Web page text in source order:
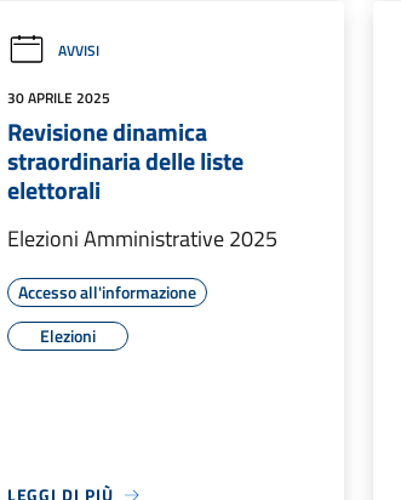
AVVISI
30 APRILE 2025
Revisione dinamica
straordinaria delle liste
elettorali
Elezioni Amministrative 2025
Accesso all'informazione
Elezioni
LEGGI DI PIÙ